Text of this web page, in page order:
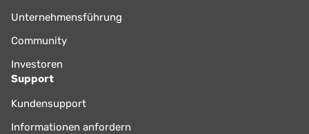
Unternehmensführung
Community
Investoren
Support
Kundensupport
Informationen anfordern